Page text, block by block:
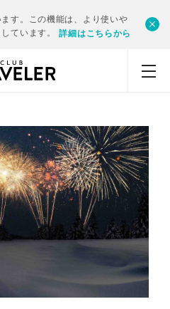
す。この機能は、より使いや
ています。
詳細はこちらから